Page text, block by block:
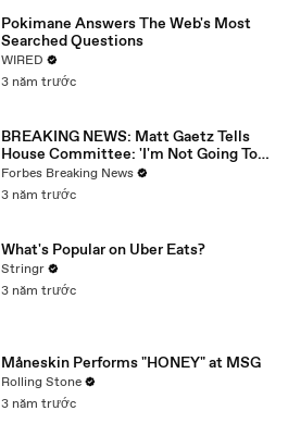
Pokimane Answers The Web's Most
Searched Questions
WIRED
3 năm trước
BREAKING NEWS: Matt Gaetz Tells
House Committee: 'I'm Not Going To
Vote For A Continuing Resolution'
Forbes Breaking News
3 năm trước
What's Popular on Uber Eats?
Stringr
3 năm trước
Måneskin Performs "HONEY" at MSG
Rolling Stone
3 năm trước